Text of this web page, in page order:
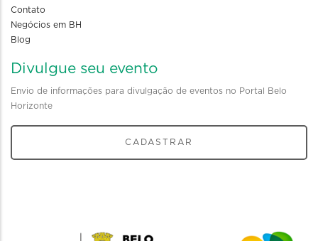
Contato
Negócios em BH
Blog
Divulgue seu evento
Envio de informações para divulgação de eventos no Portal Belo
Horizonte
CADASTRAR